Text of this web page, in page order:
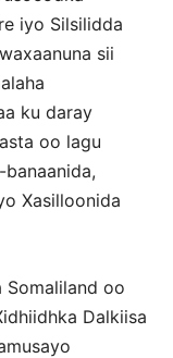
iyo Silsilidda
sii
ku daray
oo lagu
Xasilloonida
Somaliland oo
Dalkiisa